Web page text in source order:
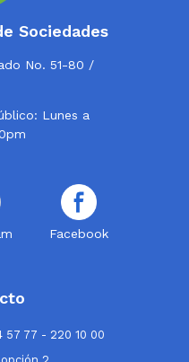
Sociedades
No. 51-80 /
Lunes a
Facebook
77 - 220 10 00